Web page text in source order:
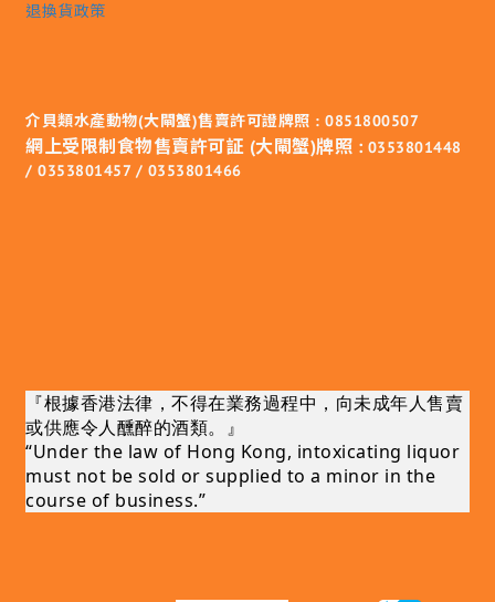
退換貨政策
介貝類水產動物(大閘蟹)售賣許可證牌照 : 0851800507
網上受限制食物售賣許可証 (大閘蟹)牌照 : 0353801448
/ 0353801457 / 0353801466
『根據香港法律，不得在業務過程中，向未成年人售賣
或供應令人醺醉的酒類。』
“Under the law of Hong Kong, intoxicating liquor
must not be sold or supplied to a minor in the
course of business.”